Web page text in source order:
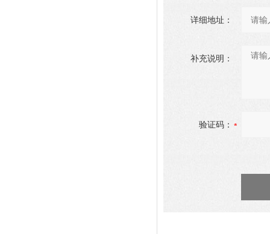
详细地址：
补充说明：
验证码：